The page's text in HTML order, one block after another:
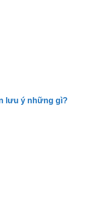
lưu ý những gì?